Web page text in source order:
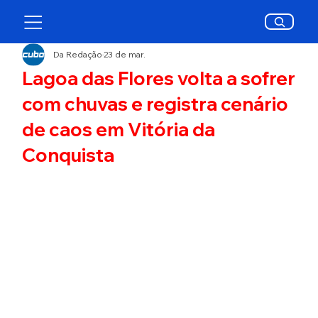
Lagoa das Flores volta a sofrer
com chuvas e registra cenário
de caos em Vitória da
Conquista
Da Redação23 de mar.